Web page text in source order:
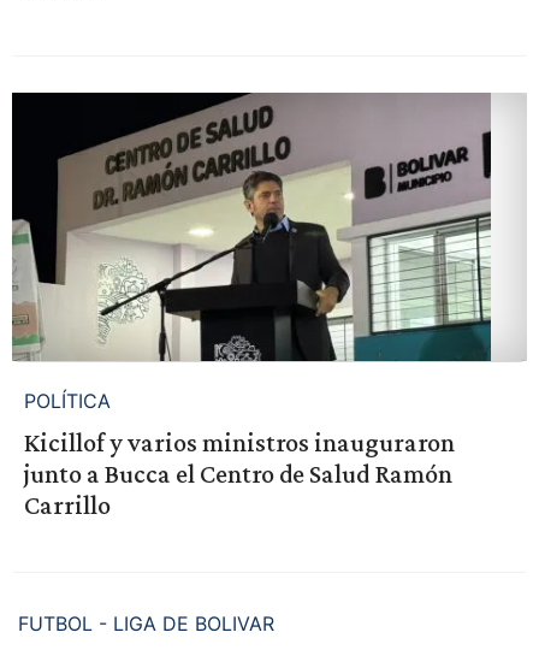
POLÍTICA
Kicillof y varios ministros inauguraron
junto a Bucca el Centro de Salud Ramón
Carrillo
FUTBOL - LIGA DE BOLIVAR